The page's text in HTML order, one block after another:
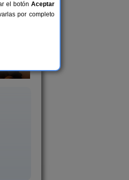
el botón Aceptar
por completo